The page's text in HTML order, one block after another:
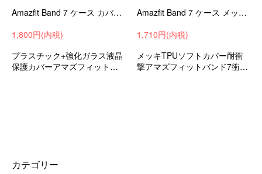
Amazfit Band 7 ケース カバー 強化ガラス（ガラスフィルム）付き 全面保護 液晶保護ケース 単色/クリア フィルム一体 ハードケース
1,800円(内税)
プラスチック+強化ガラス液晶
保護カバーアマズフィットバ
Amazfit Band 7 ケース メッキ TPU 耐衝撃ケース/カバー ソフト プロテクターカバー 液晶保護 アマズフィット単色/クリア ソフトケース
1,710円(内税)
メッキTPUソフトカバー耐衝
撃アマズフィットバンド7衝撃
カテゴリー